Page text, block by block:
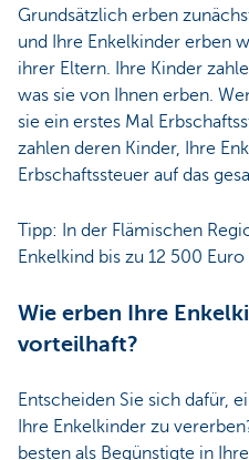
Grundsätzlich erben
und Ihre Enkelkinder erben
ihrer Eltern. Ihre Kinder
was sie von Ihnen erben.
sie ein erstes Mal
zahlen deren Kinder, Ihre
Erbschaftssteuer auf das
Tipp: In der Flämischen
Enkelkind bis zu 12 500
Wie erben Ihre
vorteilhaft?
Entscheiden Sie sich dafür,
Ihre Enkelkinder zu
besten als Begünstigte in